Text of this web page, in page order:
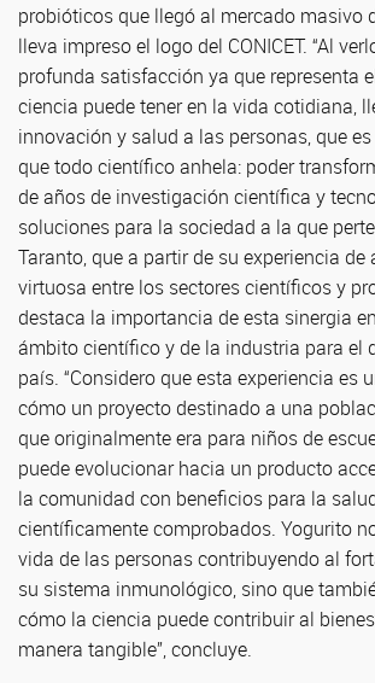
probióticos que llegó al mercado masivo
lleva impreso el logo del CONICET. “Al
profunda satisfacción ya que representa
ciencia puede tener en la vida cotidiana,
innovación y salud a las personas, que
que todo científico anhela: poder
de años de investigación científica y
soluciones para la sociedad a la que
Taranto, que a partir de su experiencia de
virtuosa entre los sectores científicos y
destaca la importancia de esta sinergia
ámbito científico y de la industria para el
país. “Considero que esta experiencia es
cómo un proyecto destinado a una
que originalmente era para niños de
puede evolucionar hacia un producto
la comunidad con beneficios para la
científicamente comprobados. Yogurito
vida de las personas contribuyendo al
su sistema inmunológico, sino que
cómo la ciencia puede contribuir al
manera tangible”, concluye.